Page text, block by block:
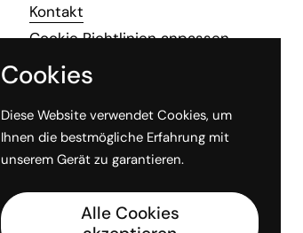
Kontakt
Cookie Richtlinien anpassen
AGB
Widerrufsrecht
Datenschutz
Impressum
Cookies
Diese Website verwendet Cookies, um
Ihnen die bestmögliche Erfahrung mit
unserem Gerät zu garantieren.
Alle Cookies